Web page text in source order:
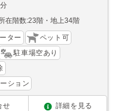
在階数:23階・地上34階
ター
ペット可
駐車場空あり
ション
せ 詳細を見る